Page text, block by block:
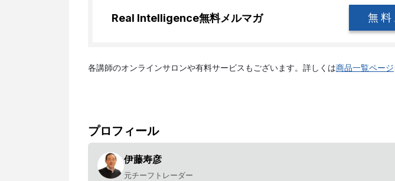
Real Intelligence無料メルマガ 無
各講師のオンラインサロンや有料サービスもございます。詳しくは商品一覧ページ
プロフィール
伊藤寿彦
元チーフトレーダー